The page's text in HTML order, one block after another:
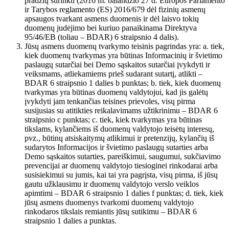
ir Tarybos reglamento (ES) 2016/679 dėl fizinių asmenų
apsaugos tvarkant asmens duomenis ir dėl laisvo tokių
duomenų judėjimo bei kuriuo panaikinama Direktyva
95/46/EB (toliau – BDAR) 6 straipsnio 4 dalis).
Jūsų asmens duomenų tvarkymo teisinis pagrindas yra: a. tiek,
kiek duomenų tvarkymas yra būtinas Informacinių ir švietimo
paslaugų sutarčiai bei Demo sąskaitos sutarčiai įvykdyti ir
veiksmams, atliekamiems prieš sudarant sutartį, atlikti –
BDAR 6 straipsnio 1 dalies b punktas; b. tiek, kiek duomenų
tvarkymas yra būtinas duomenų valdytojui, kad jis galėtų
įvykdyti jam tenkančias teisines prievoles, visų pirma
susijusias su atitikties reikalavimams užtikrinimu – BDAR 6
straipsnio c punktas; c. tiek, kiek tvarkymas yra būtinas
tikslams, kylančiems iš duomenų valdytojo teisėtų interesų,
pvz., būtinų atsiskaitymų atlikimui ir pretenzijų, kylančių iš
sudarytos Informacijos ir švietimo paslaugų sutarties arba
Demo sąskaitos sutarties, pareiškimui, saugumui, sukčiavimo
prevencijai ar duomenų valdytojo tiesioginei rinkodarai arba
susisiekimui su jumis, kai tai yra pagrįsta, visų pirma, iš jūsų
gautu užklausimu ir duomenų valdytojo verslo veiklos
apimtimi – BDAR 6 straipsnio 1 dalies f punktas; d. tiek, kiek
jūsų asmens duomenys tvarkomi duomenų valdytojo
rinkodaros tikslais remiantis jūsų sutikimu – BDAR 6
straipsnio 1 dalies a punktas.